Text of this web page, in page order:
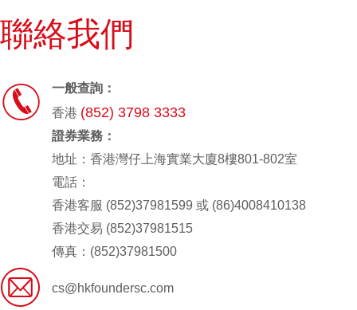
聯絡我們

一般查詢：
香港 (852) 3798 3333
證券業務：
地址：香港灣仔上海實業大廈8樓801-802室
電話：
香港客服 (852)37981599 或 (86)4008410138
香港交易 (852)37981515
傳真：(852)37981500
 cs@hkfoundersc.com